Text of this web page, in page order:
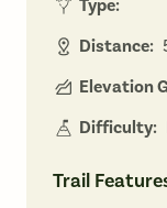
Type:
Distance:
Elevation
Difficulty:
Trail